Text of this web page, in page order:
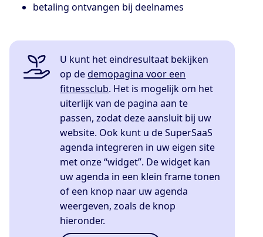
betaling ontvangen bij deelnames
U kunt het eindresultaat bekijken
op dedemopagina voor een
fitnessclub. Het is mogelijk om het
uiterlijk van de pagina aan te
passen, zodat deze aansluit bij uw
website. Ook kunt u de SuperSaaS
agenda integreren in uw eigen site
met onze “widget”. De widget kan
uw agenda in een klein frame tonen
of een knop naar uw agenda
weergeven, zoals de knop
hieronder.